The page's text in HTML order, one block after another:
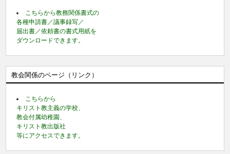
こちらから教務関係書式の
各種申請書／議事録写／
届出書／依頼書の書式用紙を
ダウンロードできます。
教会関係のページ（リンク）
こちらから
キリスト教主義の学校、
教会付属幼稚園、
キリスト教出版社
等にアクセスできます。